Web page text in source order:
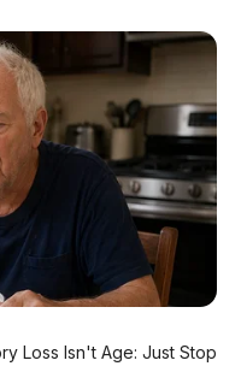
903 HP dengan
dengan AI
PHEV 748 HP
dengan Baterai
610 Km
Loss Isn't Age: Just Stop